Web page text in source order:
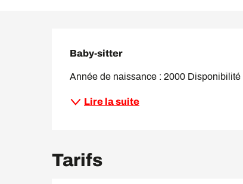
Baby-sitter
Année de naissance : 2000
Lire la suite
Tarifs